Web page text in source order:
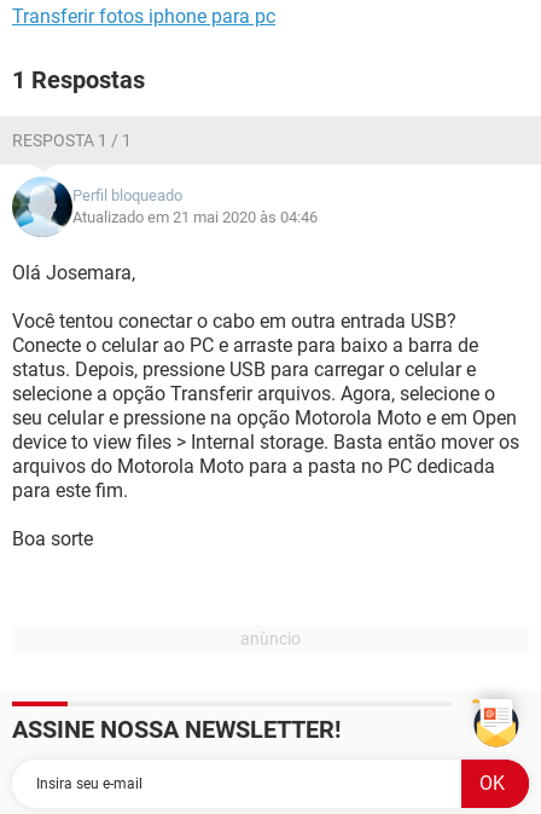
Transferir fotos iphone para pc
1 Respostas
RESPOSTA 1 / 1
Perfil bloqueado
Atualizado em 21 mai 2020 às 04:46
Olá Josemara,
Você tentou conectar o cabo em outra entrada USB?
Conecte o celular ao PC e arraste para baixo a barra de
status. Depois, pressione USB para carregar o celular e
selecione a opção Transferir arquivos. Agora, selecione o
seu celular e pressione na opção Motorola Moto e em Open
device to view files > Internal storage. Basta então mover os
arquivos do Motorola Moto para a pasta no PC dedicada
para este fim.
Boa sorte
ASSINE NOSSA NEWSLETTER!